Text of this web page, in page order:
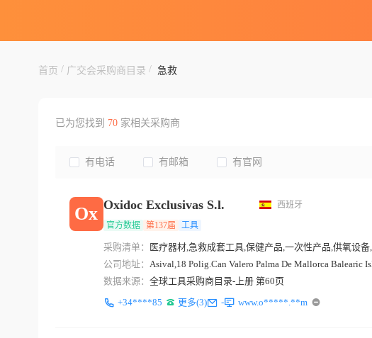
首页 / 广交会采购商目录 / 急救
已为您找到 70家相关采购商
有电话 有邮箱 有官网
Ox Oxidoc Exclusivas S.l. 西班牙
官方数据 第137届 工具
采购清单：
医疗器材,急救成套工具,保健产品,一次性产品,供氧设
公司地址： Asival,18 Polig.Can Valero Palma De Mallorca Balearic
数据来源： 全球工具采购商目录-上册 第60页
+34****85
更多(3) - www.o*****.**m